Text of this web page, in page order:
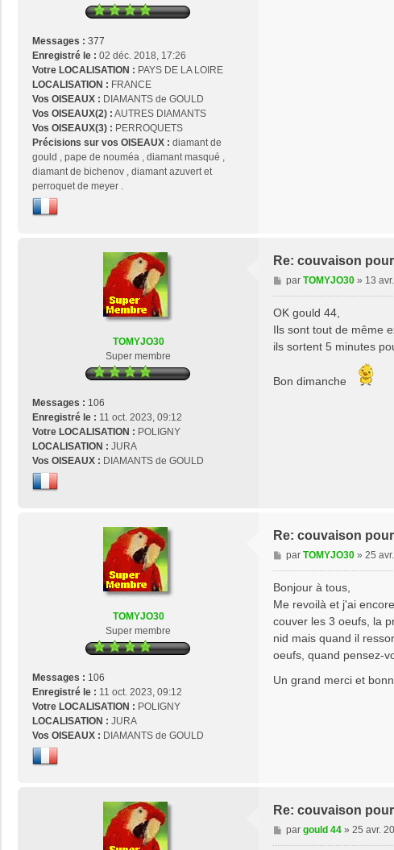
Messages : 377
Enregistré le : 02 déc. 2018, 17:26
Votre LOCALISATION : PAYS DE LA LOIRE
LOCALISATION : FRANCE
Vos OISEAUX : DIAMANTS de GOULD
Vos OISEAUX(2) : AUTRES DIAMANTS
Vos OISEAUX(3) : PERROQUETS
Précisions sur vos OISEAUX : diamant de
gould , pape de nouméa , diamant masqué ,
diamant de bichenov , diamant azuvert et
perroquet de meyer .
TOMYJO30
Super membre
Messages : 106
Enregistré le : 11 oct. 2023, 09:12
Votre LOCALISATION : POLIGNY
LOCALISATION : JURA
Vos OISEAUX : DIAMANTS de GOULD
Re: couvaison
M
e
s
a
g
par TOMYJO30» 13
OK gould 44,
Ils sont tout de même
ils sortent 5 minutes
Bon dimanche
TOMYJO30
Super membre
Messages : 106
Enregistré le : 11 oct. 2023, 09:12
Votre LOCALISATION : POLIGNY
LOCALISATION : JURA
Vos OISEAUX : DIAMANTS de GOULD
Re: couvaison
M
e
a
g
e
par TOMYJO30» 25
Bonjour à tous,
Me revoilà et j'ai
couver les 3 oeufs, la
nid mais quand il
oeufs, quand pensez-
Un grand merci et
Re: couvaison
M
e
par gould 44» 25 avr.